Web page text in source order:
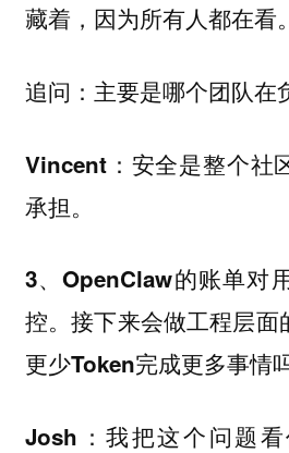
藏着，因为所有人都在看。
追问：主要是哪个团队在
Vincent：安全是整个社
承担。
3、OpenClaw的账单对
控。接下来会做工程层面
更少Token完成更多事情
Josh ：我把这个问题